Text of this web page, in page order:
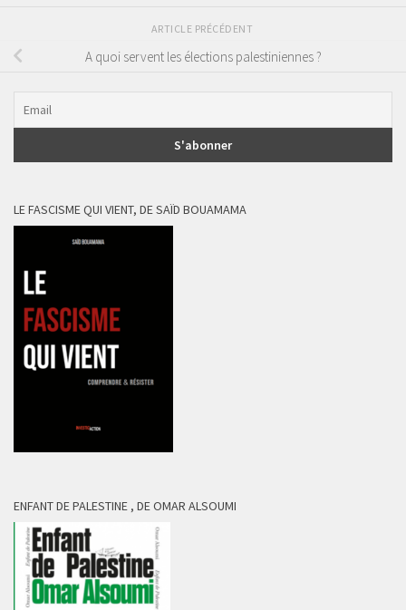
ARTICLE PRÉCÉDENT
A quoi servent les élections palestiniennes ?
LE FASCISME QUI VIENT, DE SAÏD BOUAMAMA
ENFANT DE PALESTINE , DE OMAR ALSOUMI